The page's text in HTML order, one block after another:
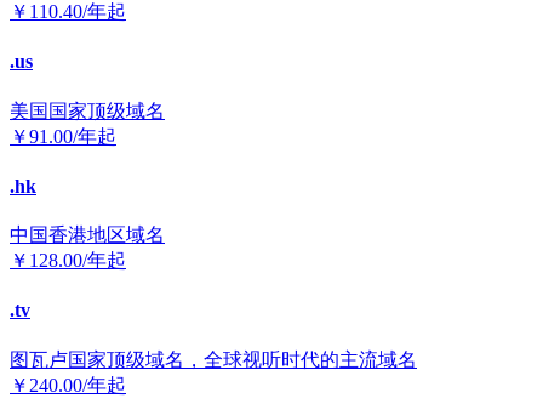
￥ 110.40/年起
.us
美国国家顶级域名
￥91.00/年起
.hk
中国香港地区域名
￥ 128.00/年起
.tv
图瓦卢国家顶级域名，全球视听时代的主流域名
￥ 240.00/年起